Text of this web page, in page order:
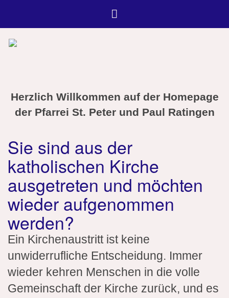
Herzlich Willkommen auf der Homepage
der Pfarrei St. Peter und Paul Ratingen
Sie sind aus der
katholischen Kirche
ausgetreten und möchten
wieder aufgenommen
werden?
Ein Kirchenaustritt ist keine
unwiderrufliche Entscheidung. Immer
wieder kehren Menschen in die volle
Gemeinschaft der Kirche zurück, und es